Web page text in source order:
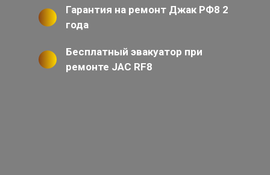
Гарантия на ремонт Джак РФ8 2
года
Бесплатный эвакуатор при
ремонте JAC RF8